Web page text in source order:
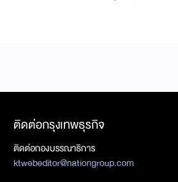
ติดต่อกรุงเทพธุรกิจ
ติดต่อกองบรรณาธิการ
ktwebeditor@nationgroup.com